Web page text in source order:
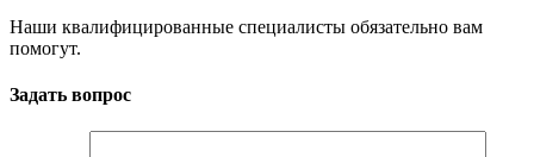
Наши квалифицированные специалисты обязательно вам
помогут.
Задать вопрос